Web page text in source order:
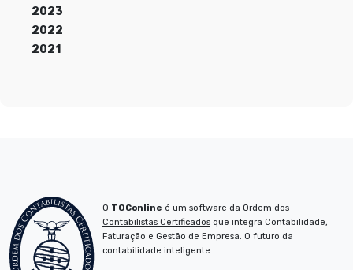
2023
2022
2021
O TOConline é um software da Ordem dos
Contabilistas Certificados que integra Contabilidade,
Faturação e Gestão de Empresa. O futuro da
contabilidade inteligente.